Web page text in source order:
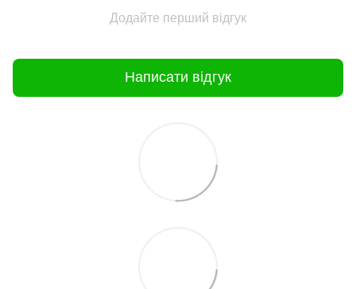
Додайте перший відгук
Написати відгук